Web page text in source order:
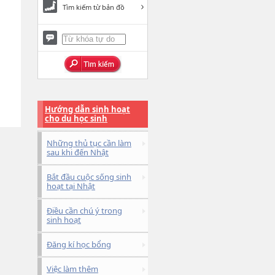
Tìm kiếm từ bản đồ
Hướng dẫn sinh hoạt
cho du học sinh
Những thủ tục cần làm
sau khi đến Nhật
Bắt đầu cuộc sống sinh
hoạt tại Nhật
Điều cần chú ý trong
sinh hoạt
Đăng kí học bổng
Việc làm thêm